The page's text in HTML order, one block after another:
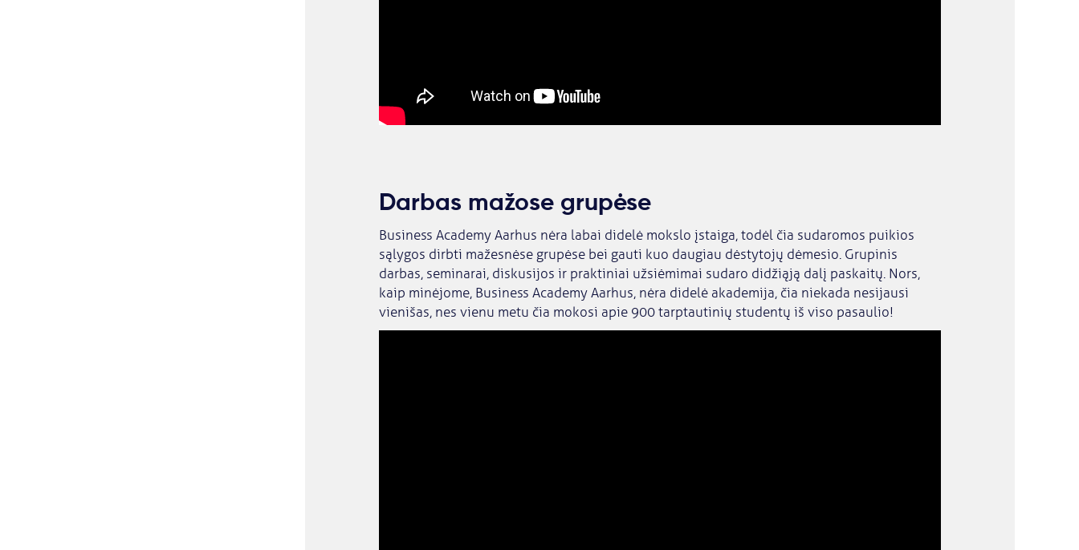
Darbas mažose grupėse
Business Academy Aarhus nėra labai didelė mokslo įstaiga, todėl čia sudaromos puikios
sąlygos dirbti mažesnėse grupėse bei gauti kuo daugiau dėstytojų dėmesio. Grupinis
darbas, seminarai, diskusijos ir praktiniai užsiėmimai sudaro didžiąją dalį paskaitų. Nors,
kaip minėjome, Business Academy Aarhus, nėra didelė akademija, čia niekada nesijausi
vienišas, nes vienu metu čia mokosi apie 900 tarptautinių studentų iš viso pasaulio!